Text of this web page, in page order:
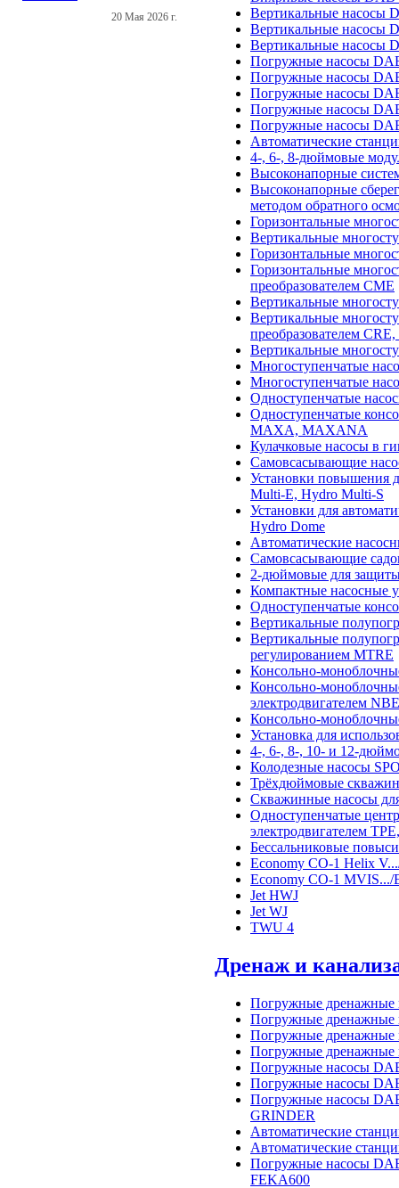
20 Мая 2026 г.
Вертикальные насосы
Вертикальные насосы
Вертикальные насосы
Погружные насосы
Погружные насосы
Погружные насосы
Погружные насосы
Погружные насосы
Автоматические
4-, 6-, 8-дюймовые
Высоконапорные
Высоконапорные
методом обратного
Горизонтальные
Вертикальные
Горизонтальные
Горизонтальные
преобразователем CME
Вертикальные
Вертикальные
преобразователем
Вертикальные
Многоступенчатые
Многоступенчатые
Одноступенчатые
Одноступенчатые
MAXA, MAXANA
Кулачковые насосы в
Самовсасывающие
Установки повышения
Multi-E, Hydro Multi-S
Установки для
Hydro Dome
Автоматические
Самовсасывающие
2-дюймовые для
Компактные насосные
Одноступенчатые
Вертикальные
Вертикальные
регулированием MTRE
Консольно-
Консольно-
электродвигателем
Консольно-
Установка для
4-, 6-, 8-, 10- и 12-
Колодезные насосы
Трёхдюймовые
Скважинные насосы
Одноступенчатые
электродвигателем
Бессальниковые
Economy CO-1 Helix
Economy CO-1 MVIS.../
Jet HWJ
Jet WJ
TWU 4
Дренаж и
Погружные дренажные
Погружные дренажные
Погружные дренажные
Погружные дренажные
Погружные насосы
Погружные насосы
Погружные насосы
GRINDER
Автоматические
Автоматические
Погружные насосы
FEKA600